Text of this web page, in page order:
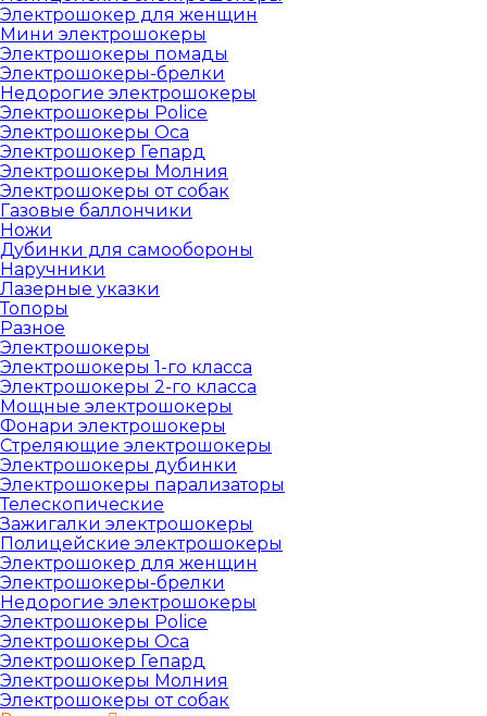
Электрошокер для женщин
Мини электрошокеры
Электрошокеры помады
Электрошокеры-брелки
Недорогие электрошокеры
Электрошокеры Police
Электрошокеры Oса
Электрошокер Гепард
Электрошокеры Молния
Электрошокеры от собак
Газовые баллончики
Ножи
Дубинки для самообороны
Наручники
Лазерные указки
Топоры
Разное
Электрошокеры
Электрошокеры 1-го класса
Электрошокеры 2-го класса
Мощные электрошокеры
Фонари электрошокеры
Стреляющие электрошокеры
Электрошокеры дубинки
Электрошокеры парализаторы
Телескопические
Зажигалки электрошокеры
Полицейские электрошокеры
Электрошокер для женщин
Электрошокеры-брелки
Недорогие электрошокеры
Электрошокеры Police
Электрошокеры Oса
Электрошокер Гепард
Электрошокеры Молния
Электрошокеры от собак